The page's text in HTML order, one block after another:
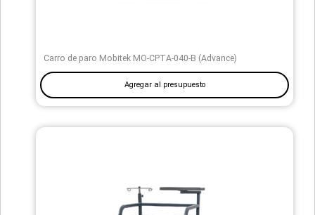
Carro de paro Mobitek MO-CPTA-040-B (Advance)
Agregar al presupuesto